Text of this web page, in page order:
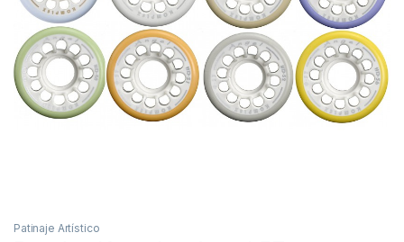
Patinaje Artístico